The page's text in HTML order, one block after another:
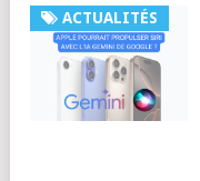
ACTUALITÉS